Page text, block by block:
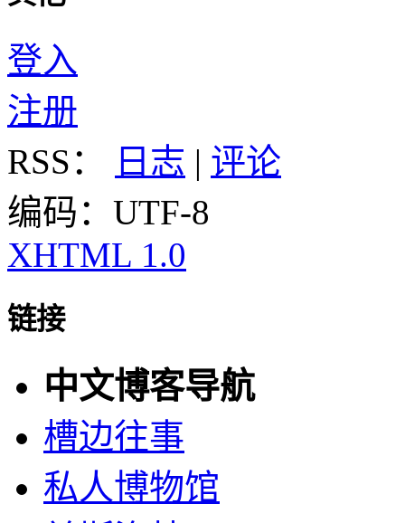
登入
注册
RSS：
日志 | 评论
编码：UTF-8
XHTML 1.0
链接
中文博客导航
槽边往事
私人博物馆